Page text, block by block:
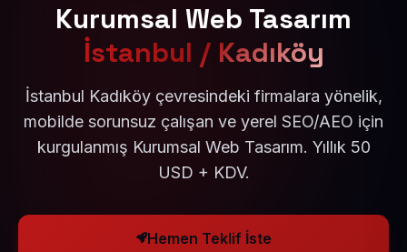
Kurumsal Web Tasarım
İstanbul / Kadıköy
İstanbul Kadıköy çevresindeki firmalara yönelik,
mobilde sorunsuz çalışan ve yerel SEO/AEO için
kurgulanmış Kurumsal Web Tasarım. Yıllık 50
USD + KDV.
Hemen Teklif İste